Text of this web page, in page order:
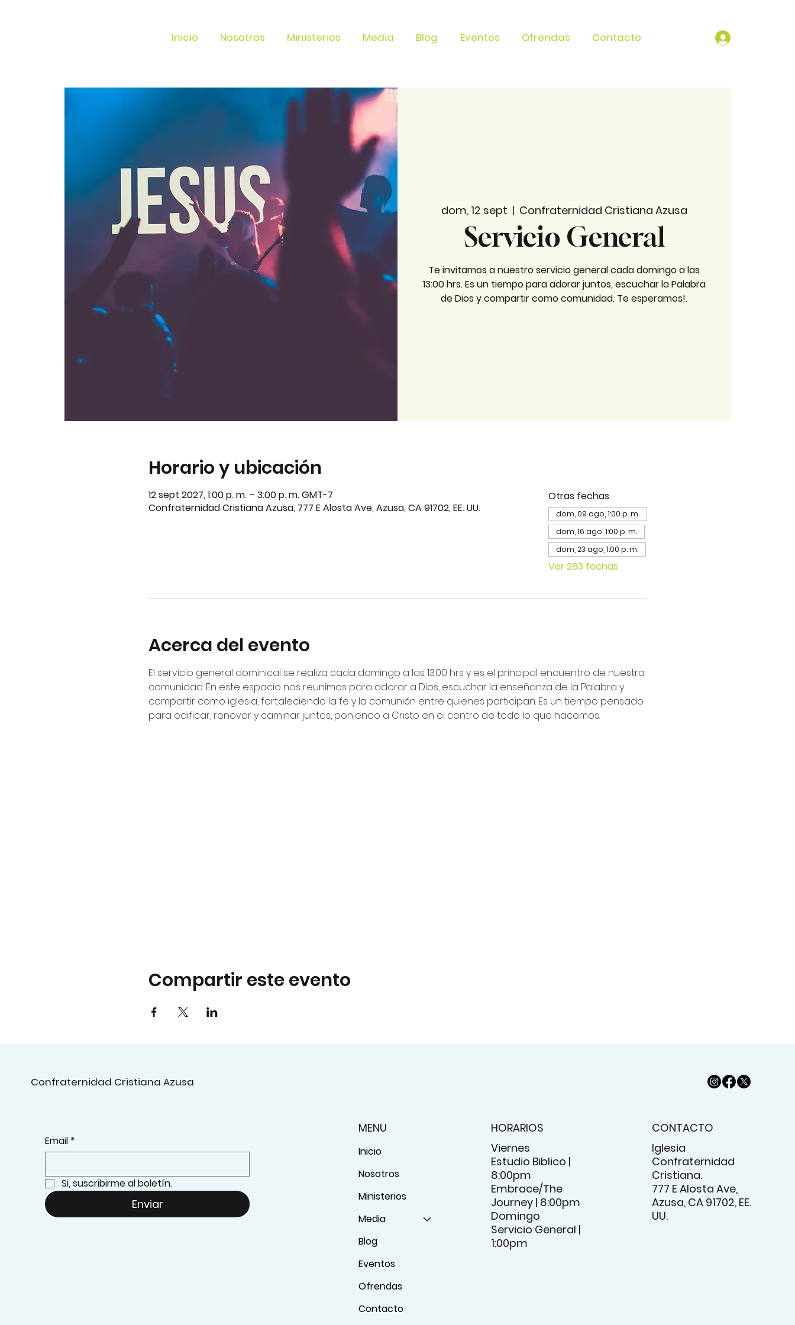
Inicio Nosotros Ministerios Media Blog Eventos Ofrendas Contacto
dom, 12 sept
  |
Confraternidad Cristiana Azusa
Servicio General
Te invitamos a nuestro servicio general cada domingo a las
13:00 hrs. Es un tiempo para adorar juntos, escuchar la Palabra
de Dios y compartir como comunidad. Te esperamos!.
Horario y ubicación
12 sept 2027, 1:00 p. m. – 3:00 p. m. GMT-7
Confraternidad Cristiana Azusa, 777 E Alosta Ave, Azusa, CA 91702, EE. UU.
Otras fechas
dom, 09 ago, 1:00 p. m.
dom, 16 ago, 1:00 p. m.
dom, 23 ago, 1:00 p. m.
Ver 283 fechas
Acerca del evento
El servicio general dominical se realiza cada domingo a las 13:00 hrs y es el principal encuentro de nuestra
comunidad. En este espacio nos reunimos para adorar a Dios, escuchar la enseñanza de la Palabra y
compartir como iglesia, fortaleciendo la fe y la comunión entre quienes participan. Es un tiempo pensado
para edificar, renovar y caminar juntos, poniendo a Cristo en el centro de todo lo que hacemos.
Compartir este evento
Confraternidad Cristiana Azusa
Email *
Si, suscribirme al boletín.
Enviar
MENU
Inicio
Nosotros
Ministerios
Media
Blog
Eventos
Ofrendas
Contacto
HORARIOS
Viernes
Estudio Biblico |
8:00pm
Embrace/The
Journey | 8:00pm
Domingo
Servicio General |
1:00pm
CONTACTO
Iglesia
Confraternidad
Cristiana.
777 E Alosta Ave,
Azusa, CA 91702, EE.
UU.